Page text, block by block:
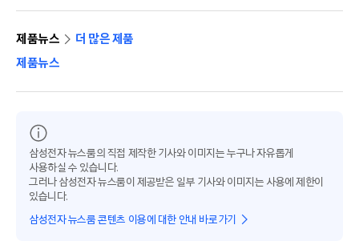
제품뉴스
더 많은 제품
제품뉴스
삼성전자 뉴스룸의 직접 제작한 기사와 이미지는 누구나 자유롭게
사용하실 수 있습니다.
그러나 삼성전자 뉴스룸이 제공받은 일부 기사와 이미지는 사용에 제한이
있습니다.
삼성전자 뉴스룸 콘텐츠 이용에 대한 안내 바로가기